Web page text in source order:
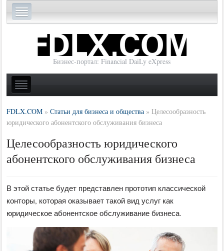
Бизнес-портал: Financial DaiLy eXpress
FDLX.COM »Статьи для бизнеса и общества »Целесообразность
юридического абонентского обслуживания бизнеса
Целесообразность юридического
абонентского обслуживания бизнеса
В этой статье будет представлен прототип классической
конторы, которая оказывает такой вид услуг как
юридическое абонентское обслуживание бизнеса.